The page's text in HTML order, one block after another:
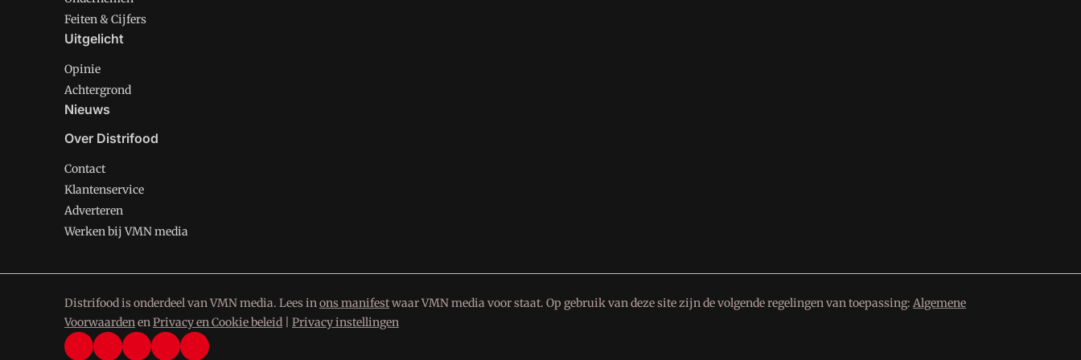
Feiten & Cijfers
Uitgelicht
Opinie
Achtergrond
Nieuws
Over Distrifood
Contact
Klantenservice
Adverteren
Werken bij VMN media
Distrifood is onderdeel van VMN media. Lees inons manifestwaar VMN media voor staat. Op gebruik van deze site zijn de volgende regelingen van toepassing: Algemene
VoorwaardenenPrivacy en Cookie beleid Privacy instellingen